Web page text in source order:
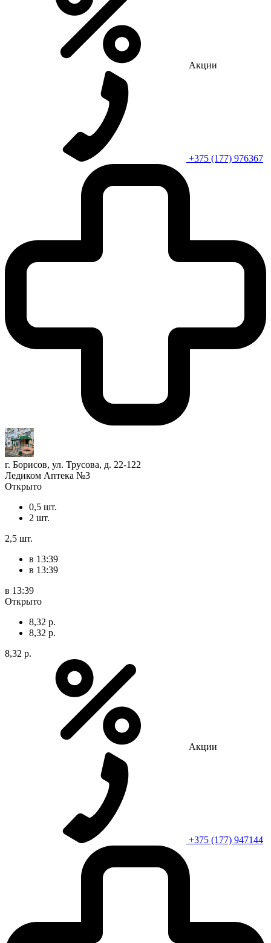
Акции
+375 (177) 976367
г. Борисов, ул. Трусова, д. 22-122
Ледиком Аптека №3
Открыто
0,5 шт.
2 шт.
2,5 шт.
в 13:39
в 13:39
в 13:39
Открыто
8,32 р.
8,32 р.
8,32 р.
Акции
+375 (177) 947144